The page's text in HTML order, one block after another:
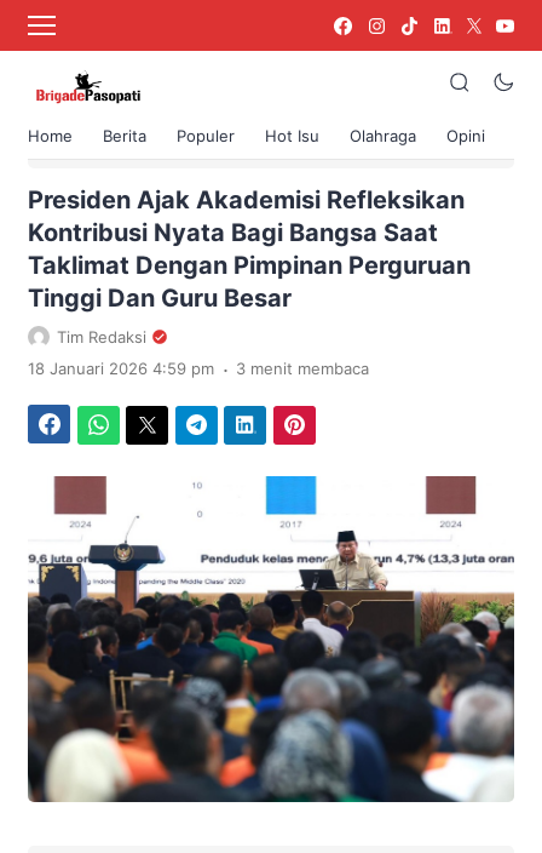
Home Berita Populer Hot Isu Olahraga Opini
›
Presiden Ajak Akademisi Refleksikan
Kontribusi Nyata Bagi Bangsa Saat
Taklimat Dengan Pimpinan Perguruan
Tinggi Dan Guru Besar
Tim Redaksi
18 Januari 2026 4:59 pm . 3 menit membaca